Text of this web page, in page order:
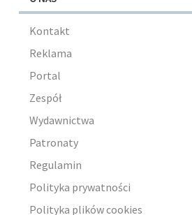
Kontakt
Reklama
Portal
Zespół
Wydawnictwa
Patronaty
Regulamin
Polityka prywatności
Polityka plików cookies